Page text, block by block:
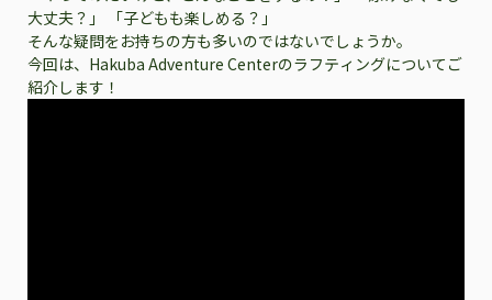
大丈夫？」 「子どもも楽しめる？」
そんな疑問をお持ちの方も多いのではないでしょうか。
今回は、Hakuba Adventure Centerのラフティングについてご
紹介します！